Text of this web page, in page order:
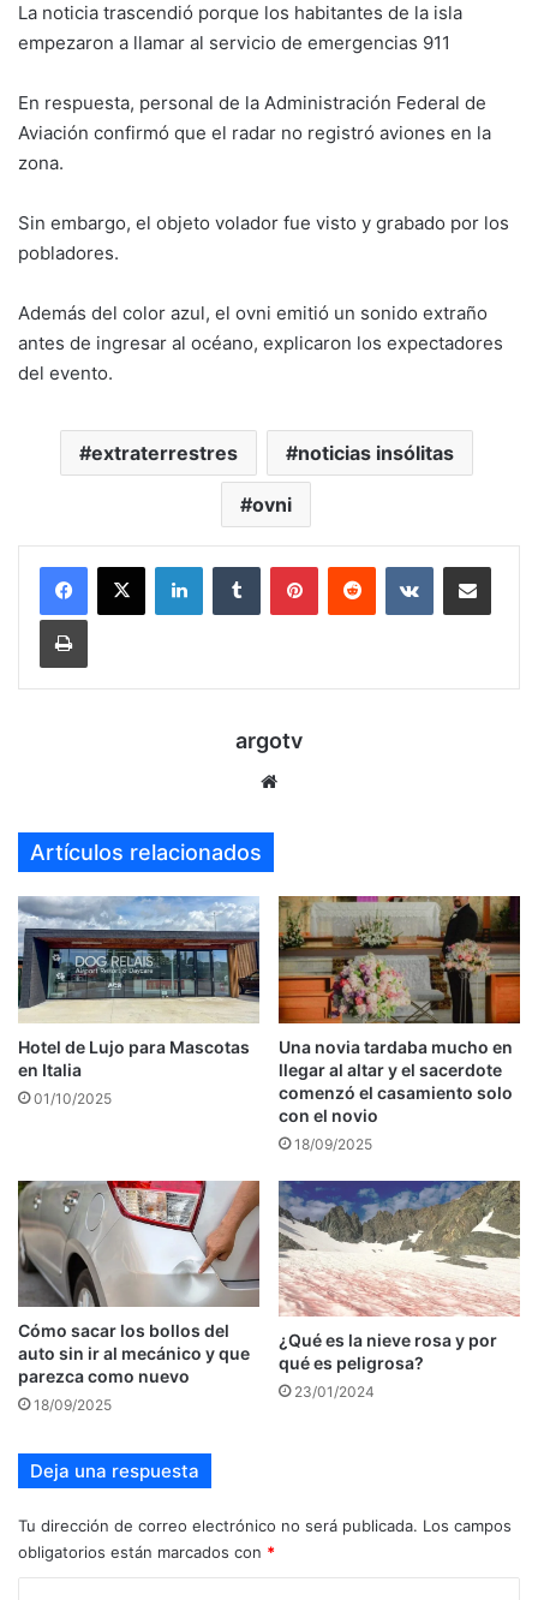
La noticia trascendió porque los habitantes de la isla
empezaron a llamar al servicio de emergencias 911
En respuesta, personal de la Administración Federal de
Aviación confirmó que el radar no registró aviones en la
zona.
Sin embargo, el objeto volador fue visto y grabado por los
pobladores.
Además del color azul, el ovni emitió un sonido extraño
antes de ingresar al océano, explicaron los expectadores
del evento.
extraterrestres noticias insólitas
ovni
LinkedInTumblr PinterestReddit VKontakteCompartir por mail
Imprimir
argotv
Artículos relacionados
Hotel de Lujo para Mascotas
en Italia
01/10/2025
Una novia tardaba mucho en
llegar al altar y el sacerdote
comenzó el casamiento solo
con el novio
18/09/2025
Cómo sacar los bollos del
auto sin ir al mecánico y que
parezca como nuevo
18/09/2025
¿Qué es la nieve rosa y por
qué es peligrosa?
23/01/2024
Deja una respuesta
Tu dirección de correo electrónico no será publicada. Los campos
obligatorios están marcados con *